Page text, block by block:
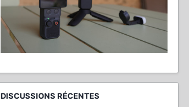
DISCUSSIONS RÉCENTES